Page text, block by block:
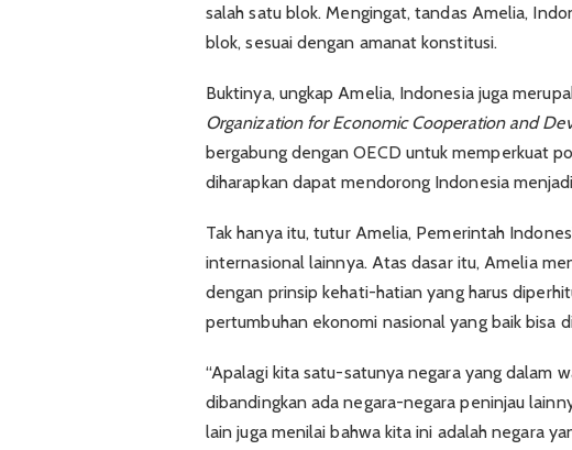
salah satu blok. Mengingat, tandas Amelia,
blok, sesuai dengan amanat konstitusi.
Buktinya, ungkap Amelia, Indonesia juga
Organization for Economic Cooperation and
bergabung dengan OECD untuk memperkuat
diharapkan dapat mendorong Indonesia
Tak hanya itu, tutur Amelia, Pemerintah
internasional lainnya. Atas dasar itu, Amelia
dengan prinsip kehati-hatian yang harus
pertumbuhan ekonomi nasional yang baik bisa
“Apalagi kita satu-satunya negara yang dalam
dibandingkan ada negara-negara peninjau
lain juga menilai bahwa kita ini adalah negara